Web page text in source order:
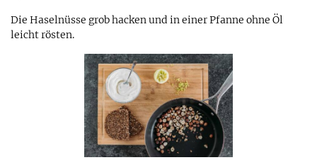
Die Haselnüsse grob hacken und in einer Pfanne ohne Öl
leicht rösten.